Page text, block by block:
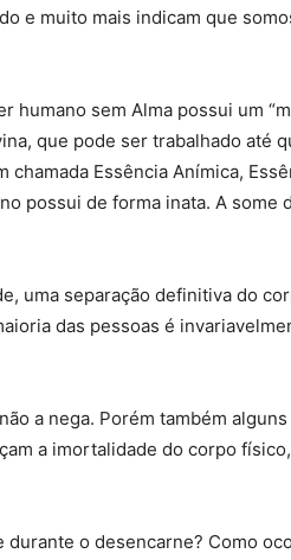
e muito mais indicam que
humano sem Alma possui um
que pode ser trabalhado até
Essência Anímica,
possui de forma inata. A some
uma separação definitiva do
das pessoas é
a nega. Porém também
a imortalidade do corpo
o desencarne? Como